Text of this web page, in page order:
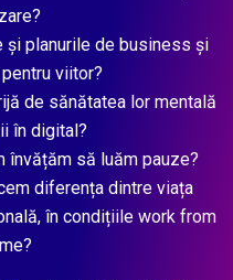
și planurile de business și
viitor?
de sănătatea lor mentală
în digital?
învățăm să luăm pauze?
diferența dintre viața
în condițiile work from